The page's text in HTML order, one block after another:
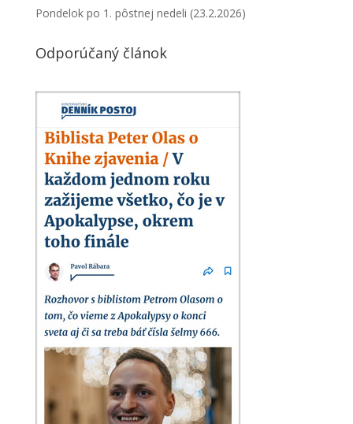
Pondelok po 1. pôstnej nedeli (23.2.2026)
Odporúčaný článok